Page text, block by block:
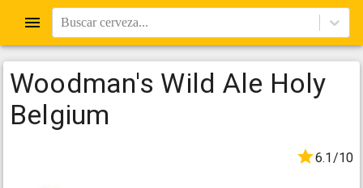
Buscar cerveza...
Woodman's Wild Ale Holy
Belgium
6.1/10